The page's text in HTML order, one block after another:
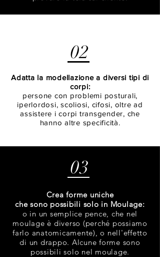
02
Adatta la modellazione a diversi tipi di
corpi:
persone con problemi posturali,
iperlordosi, scoliosi, cifosi, oltre ad
assistere i corpi transgender, che
hanno altre specificità.
03
Crea forme uniche
che sono possibili solo in Moulage:
o in un semplice pence, che nel
moulage è diverso (perché possiamo
farlo anatomicamente), o nell'effetto
di un drappo. Alcune forme sono
possibili solo nel moulage.